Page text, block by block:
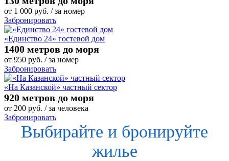
от 1 000 руб. / за номер
Забронировать
«Единство 24» гостевой дом
1400 метров до моря
от 950 руб. / за номер
Забронировать
«На Казанской» частный сектор
920 метров до моря
от 200 руб. / за человека
Забронировать
Выбирайте и бронируйте
жилье